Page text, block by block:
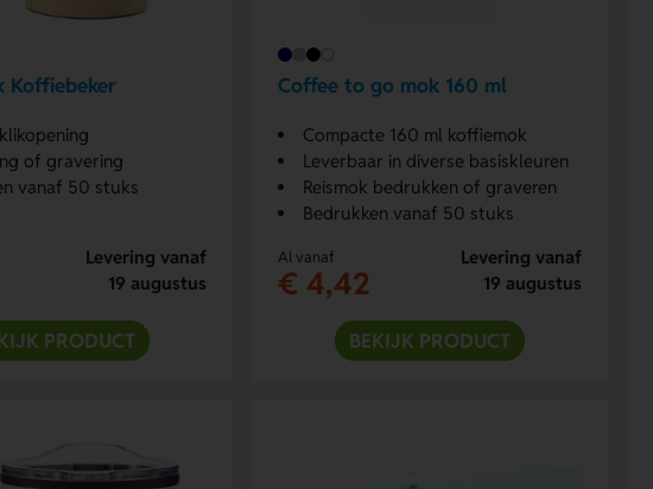
Koffiebeker
of gravering
vanaf 50 stuks
Levering vanaf
19 augustus
PRODUCT
Coffee to go mok 160 ml
Compacte 160 ml koffiemok
Leverbaar in diverse basiskleuren
Reismok bedrukken of graveren
Bedrukken vanaf 50 stuks
Al vanaf
€ 4,42
Levering vanaf
19 augustus
BEKIJK PRODUCT